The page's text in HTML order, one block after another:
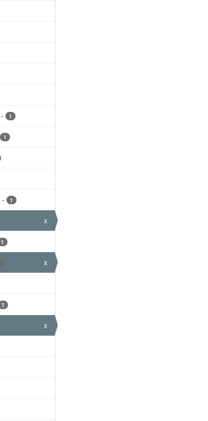
- 1
1
- 1
x
1
x
1
x